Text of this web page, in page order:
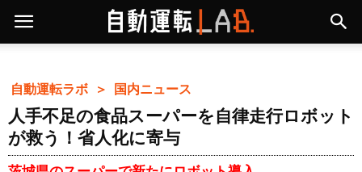
自動運転ラボ ＞ 国内ニュース
人手不足の食品スーパーを自律走行ロボット
が救う！省人化に寄与